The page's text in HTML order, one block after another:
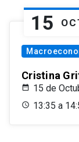
15
Cristina
15 de
13:35 a